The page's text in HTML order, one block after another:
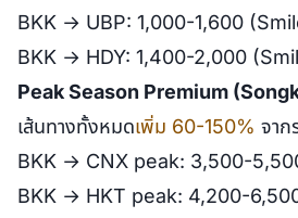
BKK → UBP: 1,000-1,600
BKK → HDY: 1,400-2,000
Peak Season Premium
เส้นทางทั้งหมดเพิ่ม 60-150% จาก
BKK → CNX peak: 3,500-
BKK → HKT peak: 4,200-